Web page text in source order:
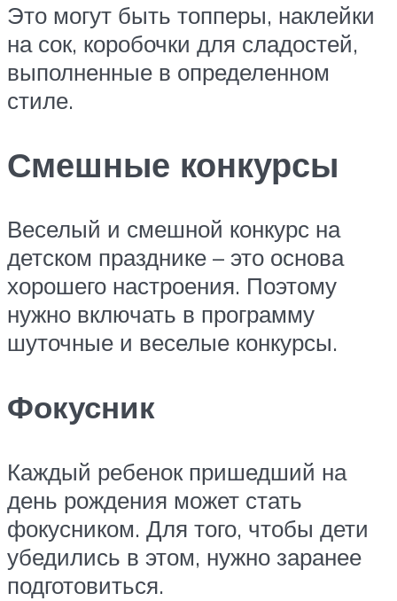
Это могут быть топперы, наклейки
на сок, коробочки для сладостей,
выполненные в определенном
стиле.
Смешные конкурсы
Веселый и смешной конкурс на
детском празднике – это основа
хорошего настроения. Поэтому
нужно включать в программу
шуточные и веселые конкурсы.
Фокусник
Каждый ребенок пришедший на
день рождения может стать
фокусником. Для того, чтобы дети
убедились в этом, нужно заранее
подготовиться.